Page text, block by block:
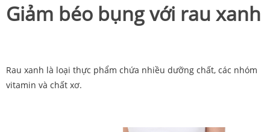
Giảm béo bụng với rau xanh
Rau xanh là loại thực phẩm chứa nhiều dưỡng chất, các nhóm
vitamin và chất xơ.